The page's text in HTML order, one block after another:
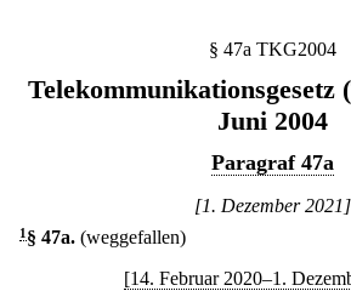
§ 47a TKG2004
Telekommunikationsgesetz
Juni 2004
Paragraf 47a
[1. Dezember 2021]
1 § 47a. (weggefallen)
[14. Februar 2020–1.